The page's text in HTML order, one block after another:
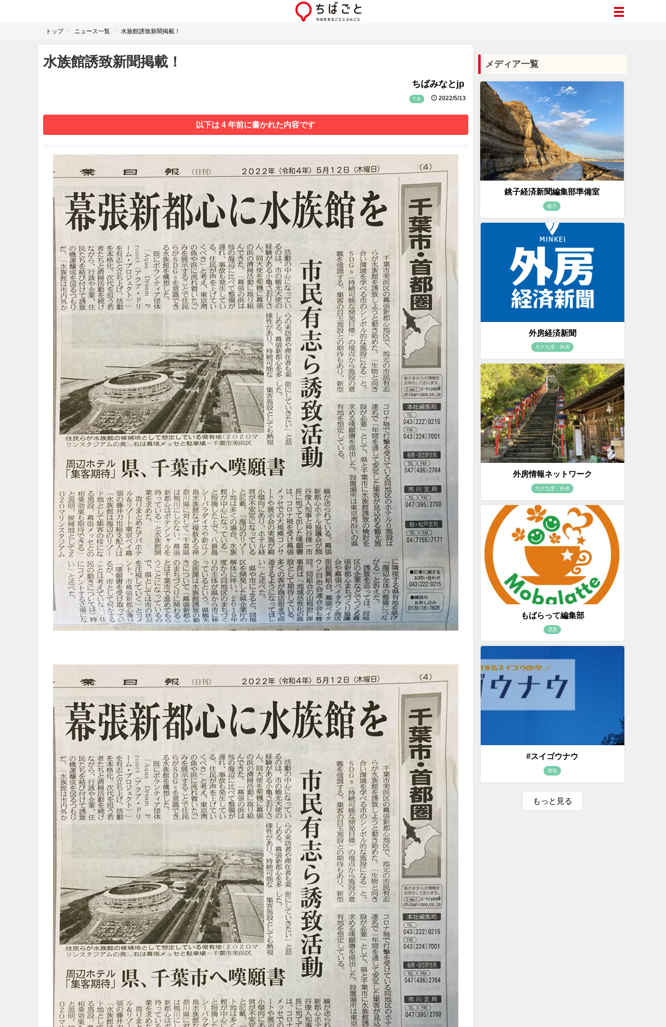
トップ ニュース一覧 水族館誘致新聞掲載！
水族館誘致新聞掲載！
ちばみなとjp
千葉 2022/5/13
以下は 4 年前に書かれた内容です
メディア一覧
銚子経済新聞編集部準備室
銚子
外房経済新聞
九十九里・外房
外房情報ネットワーク
九十九里・外房
もばらって編集部
茂原
#スイゴウナウ
香取
もっと見る